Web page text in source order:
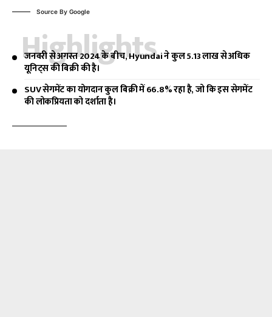
Source By Google
Highlights
जनवरी से अगस्त 2024 के बीच, Hyundai ने कुल 5.13 लाख से अधिक
यूनिट्स की बिक्री की है।
SUV सेगमेंट का योगदान कुल बिक्री में 66.8% रहा है, जो कि इस सेगमेंट
की लोकप्रियता को दर्शाता है।